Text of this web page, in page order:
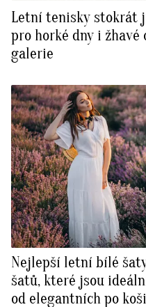
Letní tenisky stokrát
pro horké dny i
galerie
Nejlepší letní bílé
šatů, které jsou
od elegantních po